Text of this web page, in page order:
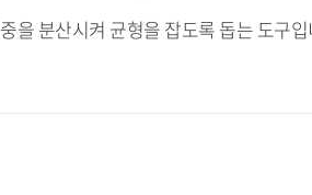
을 분산시켜 균형을 잡도록 돕는 도구입